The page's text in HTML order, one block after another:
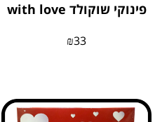
פינוקי שוקולד with love
₪33